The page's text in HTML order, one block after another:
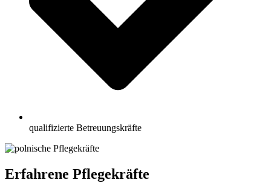
qualifizierte Betreuungskräfte
Erfahrene Pflegekräfte